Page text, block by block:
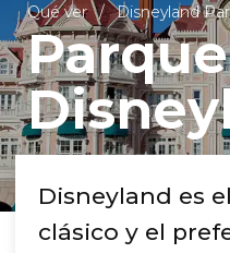
Qué ver Disneyland
Parque
Disneyland es
clásico y el